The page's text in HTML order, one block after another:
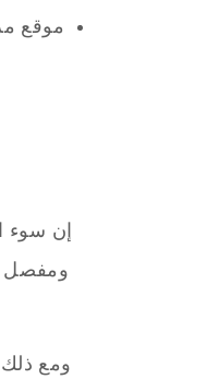
موقع
إن سوء
ومفصل
ومع